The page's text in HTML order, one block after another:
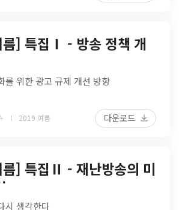
] 특집Ⅰ - 방송 정책 개
를 위한 광고 규제 개선 방향
2019 여름 다운로드
] 특집Ⅱ - 재난방송의 미
시 생각한다